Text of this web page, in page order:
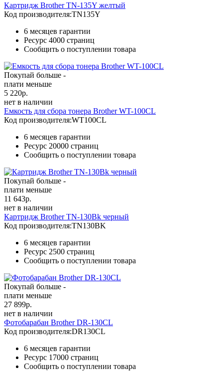
Картридж Brother TN-135Y желтый
Код производителя:TN135Y
6 месяцев гарантии
Ресурс 4000 страниц
Сообщить о поступлении товара
Покупай больше -
плати меньше
5 220р.
нет в наличии
Емкость для сбора тонера Brother WT-100CL
Код производителя:WT100CL
6 месяцев гарантии
Ресурс 20000 страниц
Сообщить о поступлении товара
Покупай больше -
плати меньше
11 643р.
нет в наличии
Картридж Brother TN-130Bk черный
Код производителя:TN130BK
6 месяцев гарантии
Ресурс 2500 страниц
Сообщить о поступлении товара
Покупай больше -
плати меньше
27 899р.
нет в наличии
Фотобарабан Brother DR-130CL
Код производителя:DR130CL
6 месяцев гарантии
Ресурс 17000 страниц
Сообщить о поступлении товара